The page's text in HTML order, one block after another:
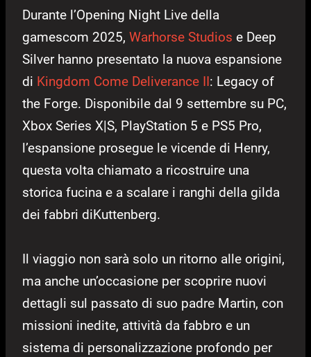
Durante l’Opening Night Live della
gamescom 2025, Warhorse Studios e Deep
Silver hanno presentato la nuova espansione
di Kingdom Come Deliverance II: Legacy of
the Forge. Disponibile dal 9 settembre su PC,
Xbox Series X|S, PlayStation 5 e PS5 Pro,
l’espansione prosegue le vicende di Henry,
questa volta chiamato a ricostruire una
storica fucina e a scalare i ranghi della gilda
dei fabbri diKuttenberg.
Il viaggio non sarà solo un ritorno alle origini,
ma anche un’occasione per scoprire nuovi
dettagli sul passato di suo padre Martin, con
missioni inedite, attività da fabbro e un
sistema di personalizzazione profondo per